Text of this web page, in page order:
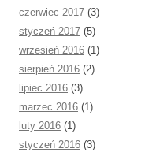
czerwiec 2017 (3)
styczeń 2017 (5)
wrzesień 2016 (1)
sierpień 2016 (2)
lipiec 2016 (3)
marzec 2016 (1)
luty 2016 (1)
styczeń 2016 (3)